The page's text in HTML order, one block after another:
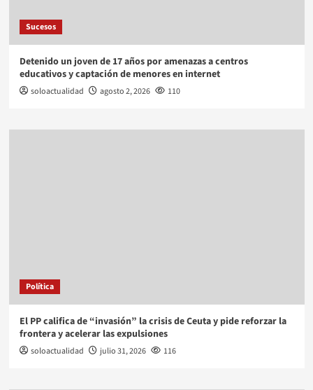
Sucesos
Detenido un joven de 17 años por amenazas a centros
educativos y captación de menores en internet
soloactualidad agosto 2, 2026 110
Política
El PP califica de “invasión” la crisis de Ceuta y pide reforzar la
frontera y acelerar las expulsiones
soloactualidad julio 31, 2026 116